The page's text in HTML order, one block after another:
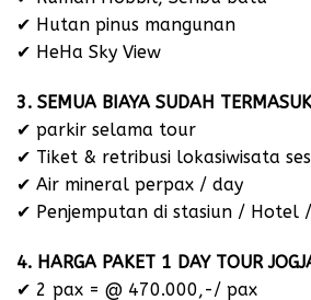
✔ Hutan pinus mangunan
✔ HeHa Sky View
3. SEMUA BIAYA SUDAH TERMASUK
✔ parkir selama tour
✔ Tiket & retribusi lokasiwisata
✔ Air mineral perpax / day
✔ Penjemputan di stasiun / Hotel
4. HARGA PAKET 1 DAY TOUR
✔ 2 pax = @ 470.000,-/ pax